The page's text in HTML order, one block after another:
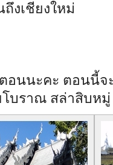
งเชียงใหม่
อนนะคะ ตอนนี้จ
บราณ สล่าสิบห